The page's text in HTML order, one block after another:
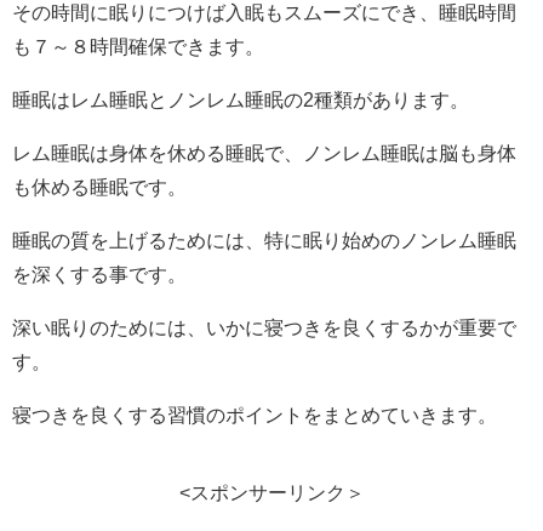
その時間に眠りにつけば入眠もスムーズにでき、睡眠時間
も７～８時間確保できます。
睡眠はレム睡眠とノンレム睡眠の2種類があります。
レム睡眠は身体を休める睡眠で、ノンレム睡眠は脳も身体
も休める睡眠です。
睡眠の質を上げるためには、特に眠り始めのノンレム睡眠
を深くする事です。
深い眠りのためには、いかに寝つきを良くするかが重要で
す。
寝つきを良くする習慣のポイントをまとめていきます。
<スポンサーリンク＞